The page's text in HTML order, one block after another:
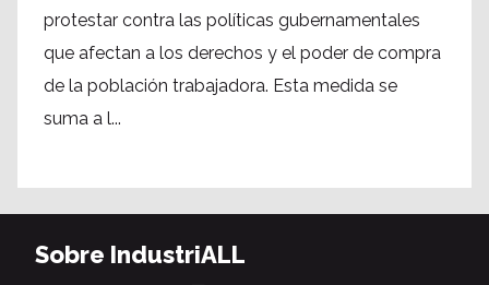
protestar contra las políticas gubernamentales
que afectan a los derechos y el poder de compra
de la población trabajadora. Esta medida se
suma a l...
Sobre IndustriALL